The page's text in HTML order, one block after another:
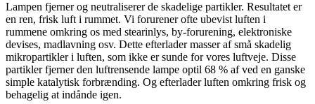
Lampen fjerner og neutraliserer de skadelige partikler. Resultatet er
en ren, frisk luft i rummet. Vi forurener ofte ubevist luften i
rummene omkring os med stearinlys, by-forurening, elektroniske
devises, madlavning osv. Dette efterlader masser af små skadelig
mikropartikler i luften, som ikke er sunde for vores luftveje. Disse
partikler fjerner den luftrensende lampe optil 68 % af ved en ganske
simple katalytisk forbrænding. Og efterlader luften omkring frisk og
behagelig at indånde igen.